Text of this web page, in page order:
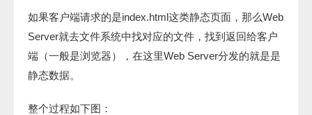
如果客户端请求的是index.html这类静态页面，那么Web
Server就去文件系统中找对应的文件，找到返回给客户
端（一般是浏览器），在这里Web Server分发的就是是
静态数据。
整个过程如下图：